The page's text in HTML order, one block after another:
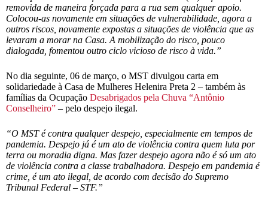
removida de maneira forçada para a rua sem qualquer apoio.
Colocou-as novamente em situações de vulnerabilidade, agora a
outros riscos, novamente expostas a situações de violência que as
levaram a morar na Casa. A mobilização do risco, pouco
dialogada, fomentou outro ciclo vicioso de risco à vida.”
No dia seguinte, 06 de março, o MST divulgou carta em
solidariedade à Casa de Mulheres Helenira Preta 2 – também às
famílias da Ocupação Desabrigados pela Chuva “Antônio
Conselheiro” – pelo despejo ilegal.
“O MST é contra qualquer despejo, especialmente em tempos de
pandemia. Despejo já é um ato de violência contra quem luta por
terra ou moradia digna. Mas fazer despejo agora não é só um ato
de violência contra a classe trabalhadora. Despejo em pandemia é
crime, é um ato ilegal, de acordo com decisão do Supremo
Tribunal Federal – STF.”